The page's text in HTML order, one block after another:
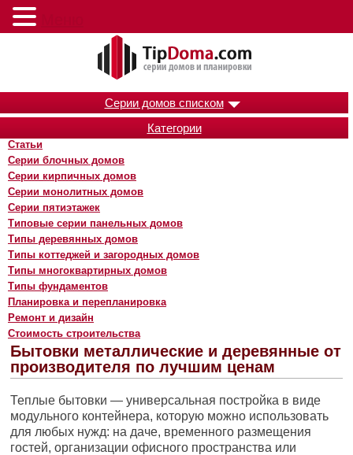
Серии домов списком
Категории
Статьи
Серии блочных домов
Серии кирпичных домов
Серии монолитных домов
Серии пятиэтажек
Типовые серии панельных домов
Типы деревянных домов
Типы коттеджей и загородных домов
Типы многоквартирных домов
Типы фундаментов
Планировка и перепланировка
Ремонт и дизайн
Стоимость строительства
Бытовки металлические и деревянные от
производителя по лучшим ценам
Теплые бытовки — универсальная постройка в виде
модульного контейнера, которую можно использовать
для любых нужд: на даче, временного размещения
гостей, организации офисного пространства или